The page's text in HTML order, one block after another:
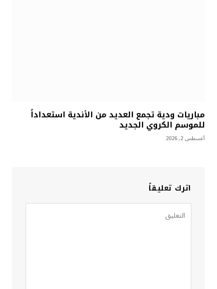
مباريات ودية تجمع العديد من الأندية استعداداً
للموسم الكروي الجديد
أغسطس 2, 2026
اترك تعليقاً